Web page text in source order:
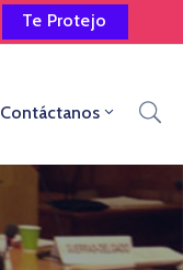
Te Protejo
Contáctanos